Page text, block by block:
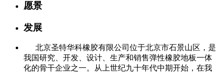
愿景
发展
北京圣特华科橡胶有限公司位于北京市石景山区，是
我国研究、开发、设计、生产和销售弹性橡胶地板一体
化的骨干企业之一。从上世纪九十年代中期开始，在我